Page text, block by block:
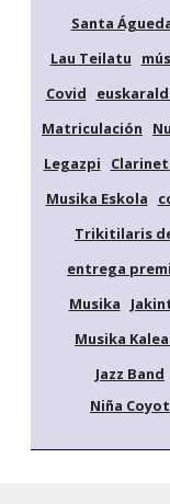
Santa
Lau Teilatu
Covid
Matriculación
Legazpi
Musika Eskola
Trikitilaris
entrega
Musika
Musika
Jazz Band
Niña